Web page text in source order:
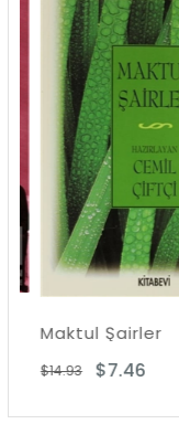
Maktul Şairler
$7.46
$14.93